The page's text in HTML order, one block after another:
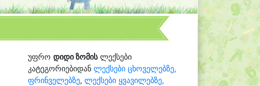
უფროდიდი ზომისლექსები
კატეგორიებიდანლექსები ცხოველებზე,
ფრინველებზე,ლექსები ყვავილებზე,